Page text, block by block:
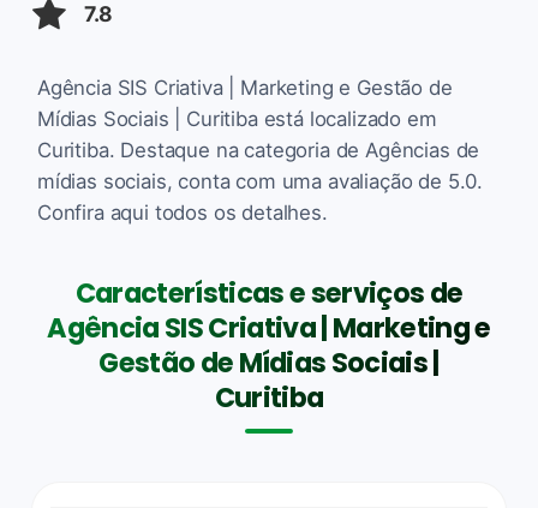
7.8
Agência SIS Criativa | Marketing e Gestão de
Mídias Sociais | Curitiba está localizado em
Curitiba. Destaque na categoria de Agências de
mídias sociais, conta com uma avaliação de 5.0.
Confira aqui todos os detalhes.
Características e serviços de
Agência SIS Criativa | Marketing e
Gestão de Mídias Sociais |
Curitiba